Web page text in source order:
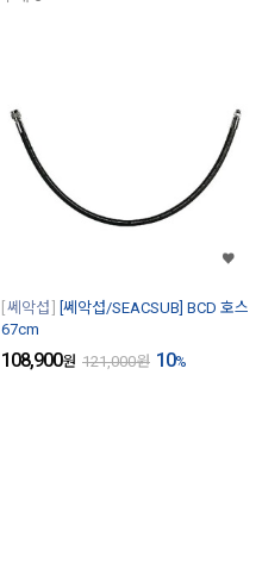
쎄악섭
[쎄악섭/SEACSUB] BCD 호스
67cm
108,900원 121,000원 10%